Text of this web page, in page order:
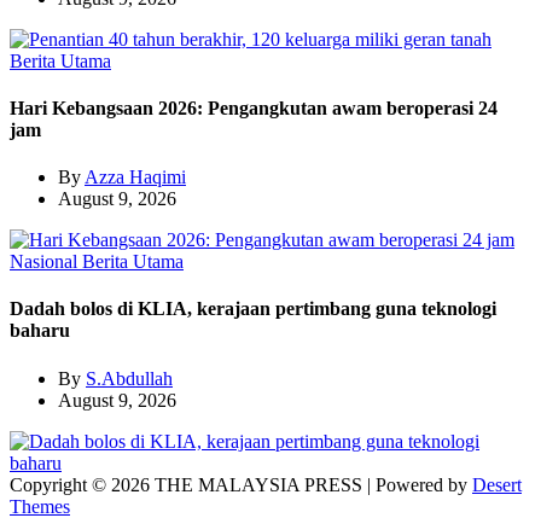
Berita Utama
Hari Kebangsaan 2026: Pengangkutan awam beroperasi 24
jam
By Azza Haqimi
August 9, 2026
Nasional Berita Utama
Dadah bolos di KLIA, kerajaan pertimbang guna teknologi
baharu
By S.Abdullah
August 9, 2026
Copyright © 2026 THE MALAYSIA PRESS | Powered by Desert
Themes